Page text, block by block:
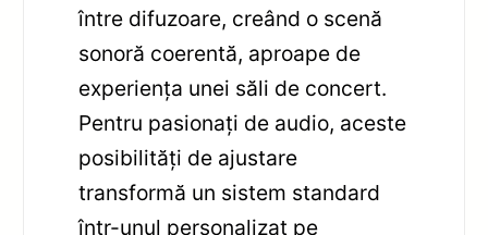
între difuzoare, creând o scenă
sonoră coerentă, aproape de
experiența unei săli de concert.
Pentru pasionați de audio, aceste
posibilități de ajustare
transformă un sistem standard
într-unul personalizat pe